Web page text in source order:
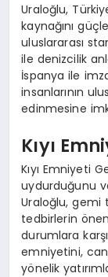
Uraloğlu,
kaynağını
uluslararası
ile denizcilik
İspanya ile
insanlarının
edinmesine
Kıyı
Kıyı Emniyeti
uydurduğunu
Uraloğlu, gemi
tedbirlerin
durumlara
emniyetini,
yönelik